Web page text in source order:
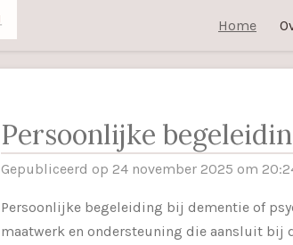
Home
Persoonlijke
Gepubliceerd op 24 november 2025 om
Persoonlijke begeleiding bij dementie of
maatwerk en ondersteuning die aansluit bij